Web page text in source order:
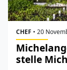
CHEF • 20
stelle